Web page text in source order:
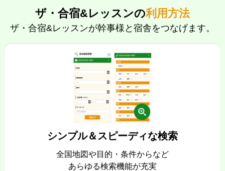
ザ・合宿&レッスンの利用方法
ザ・合宿&レッスンが幹事様と宿舎をつなげます。
シンプル＆スピーディな検索
全国地図や目的・条件からなど
あらゆる検索機能が充実